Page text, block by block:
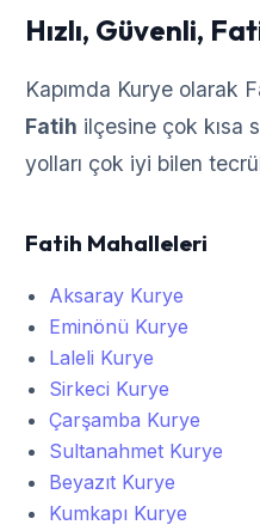
Hızlı, Güvenli,
Kapımda Kurye olarak
Fatih ilçesine çok kısa
yolları çok iyi bilen
Fatih Mahalleleri
Aksaray Kurye
Eminönü Kurye
Laleli Kurye
Sirkeci Kurye
Çarşamba Kurye
Sultanahmet Kurye
Beyazıt Kurye
Kumkapı Kurye